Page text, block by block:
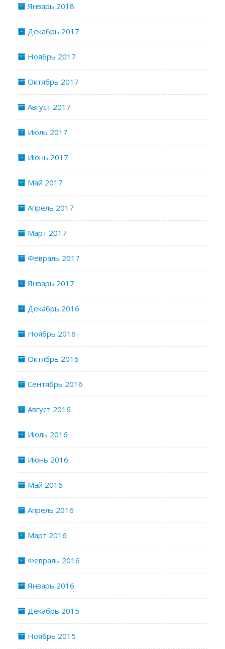
Январь 2018
Декабрь 2017
Ноябрь 2017
Октябрь 2017
Август 2017
Июль 2017
Июнь 2017
Май 2017
Апрель 2017
Март 2017
Февраль 2017
Январь 2017
Декабрь 2016
Ноябрь 2016
Октябрь 2016
Сентябрь 2016
Август 2016
Июль 2016
Июнь 2016
Май 2016
Апрель 2016
Март 2016
Февраль 2016
Январь 2016
Декабрь 2015
Ноябрь 2015